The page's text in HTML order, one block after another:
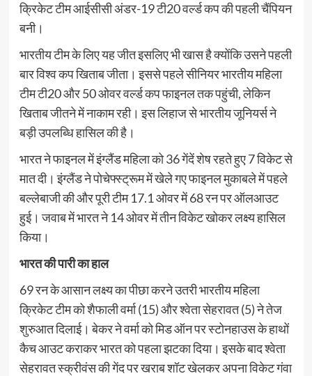
क्रिकेट टीम आईसीसी अंडर-19 टी20 वर्ल्‍ड कप की पहली चैंपियन
बनी।
भारतीय टीम के लिए यह जीत इसलिए भी खास है क्‍योंकि उसने पहली
बार विश्‍व कप खिताब जीता। इससे पहले सीनियर भारतीय महिला
टीम टी20 और 50 ओवर वर्ल्‍ड कप फाइनल तक पहुंची, लेकिन
खिताब जीतने में नाकाम रही। इस लिहाज से भारतीय जूनियर्स ने
बड़ी उपलब्धि हासिल की है।
भारत ने फाइनल में इंग्‍लैंड महिला को 36 गेंदें शेष रहते हुए 7 विकेट से
मात दी। इंग्‍लैंड ने पोचेफ्स्‍ट्रूम में खेले गए फाइनल मुकाबले में पहले
बल्‍लेबाजी की और पूरी टीम 17.1 ओवर में 68 रन पर ऑलआउट
हुई। जवाब में भारत ने 14 ओवर में तीन विकेट खोकर लक्ष्‍य हासिल
किया।
भारत की पारी का हाल
69 रन के आसान लक्ष्‍य का पीछा करने उतरी भारतीय महिला
क्रिकेट टीम को शैफाली वर्मा (15) और श्‍वेता सेहरावत (5) ने तेज
शुरुआत दिलाई। बेकर ने वर्मा को मिड ऑन पर स्‍टोनहाउस के हाथों
कैच आउट कराकर भारत को पहला झटका दिया। इसके बाद श्‍वेता
सेहरावत स्‍क्रीवंस की गेंद पर खराब शॉट खेलकर अपना विकेट गंवा